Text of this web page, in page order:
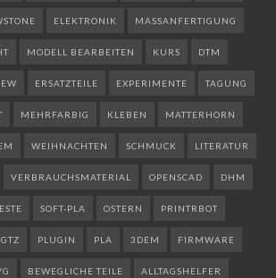
ELEKTRONIK MASSANFERTIGUNG
MODELL BEARBEITEN KURS DTM
ERSATZTEILE EXPERIMENTE TAGUNG
MEHRFARBIG KLEBEN MATTERHORN
WEIHNACHTEN SCHMUCK LITERATUR
VERBRAUCHSMATERIAL OPENSCAD DHM
SOFT-PLA OSTERN PRINTRBOT
GTZ PLUGIN PLA 3DEM FIRMWARE
BEWEGLICHE TEILE ALLTAGSHELFER